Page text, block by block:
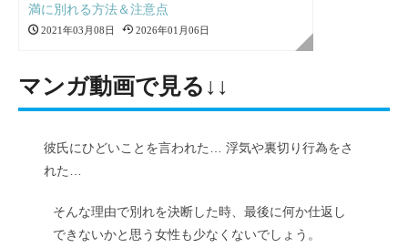
満に別れる方法＆注意点
2021年03月08日 2026年01月06日
マンガ動画で見る↓↓
彼氏にひどいことを言われた… 浮気や裏切り行為をさ
れた…
そんな理由で別れを決断した時、最後に何か仕返し
できないかと思う女性も少なくないでしょう。